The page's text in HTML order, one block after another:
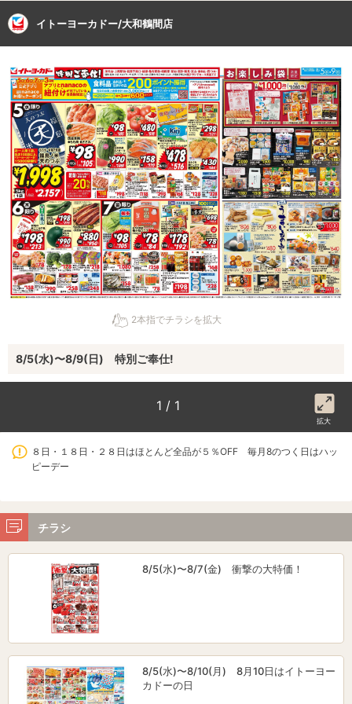
イトーヨーカドー/大和鶴間店
2本指でチラシを拡大
8/5(水)〜8/9(日) 特別ご奉仕!
1 / 1
拡大
８日・１８日・２８日はほとんど全品が５％OFF 毎月8のつく日はハッ
ピーデー
チラシ
8/5(水)〜8/7(金) 衝撃の大特価！
8/5(水)〜8/10(月) 8月10日はイトーヨー
カドーの日